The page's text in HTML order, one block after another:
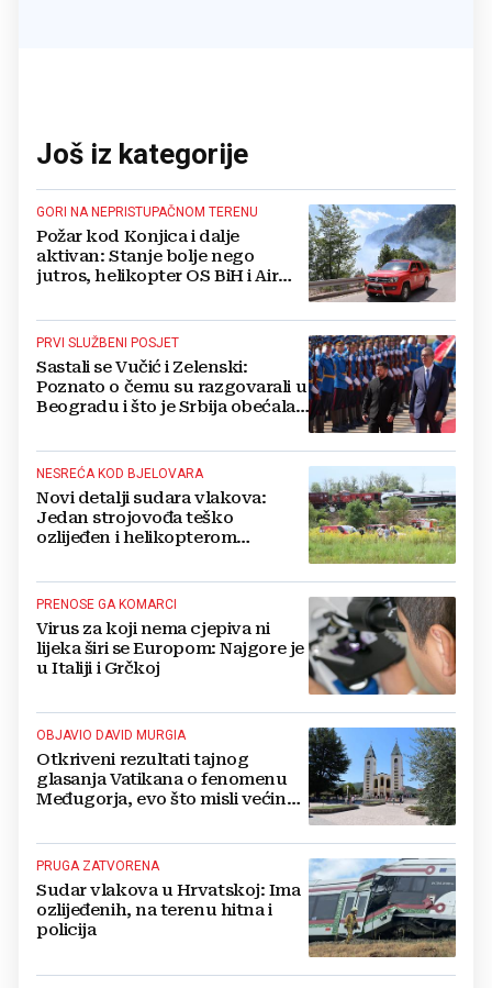
Još iz kategorije
GORI NA NEPRISTUPAČNOM TERENU
Požar kod Konjica i dalje
aktivan: Stanje bolje nego
jutros, helikopter OS BiH i Air
PRVI SLUŽBENI POSJET
Sastali se Vučić i Zelenski:
Poznato o čemu su razgovarali u
Beogradu i što je Srbija obećala
NESREĆA KOD BJELOVARA
Novi detalji sudara vlakova:
Jedan strojovođa teško
ozlijeđen i helikopterom
velikom šoku
PRENOSE GA KOMARCI
Virus za koji nema cjepiva ni
lijeka širi se Europom: Najgore je
u Italiji i Grčkoj
OBJAVIO DAVID MURGIA
Otkriveni rezultati tajnog
glasanja Vatikana o fenomenu
Međugorja, evo što misli većina
PRUGA ZATVORENA
Sudar vlakova u Hrvatskoj: Ima
ozlijeđenih, na terenu hitna i
policija